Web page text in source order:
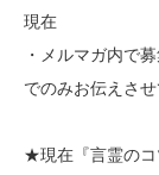
現在
・メルマガ内で
でのみお伝えさ
★現在『言霊のコ